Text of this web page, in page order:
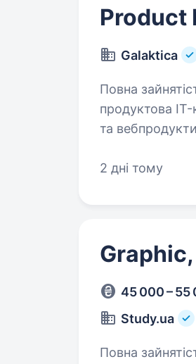
Product
Galaktica
Повна зайнятість.
продуктова
та
2 дні тому
45 000 – 55
Study.ua
Повна зайнятість.